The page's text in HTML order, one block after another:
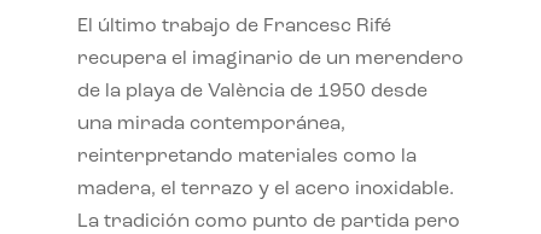
El último trabajo de Francesc Rifé
recupera el imaginario de un merendero
de la playa de València de 1950 desde
una mirada contemporánea,
reinterpretando materiales como la
madera, el terrazo y el acero inoxidable.
La tradición como punto de partida pero